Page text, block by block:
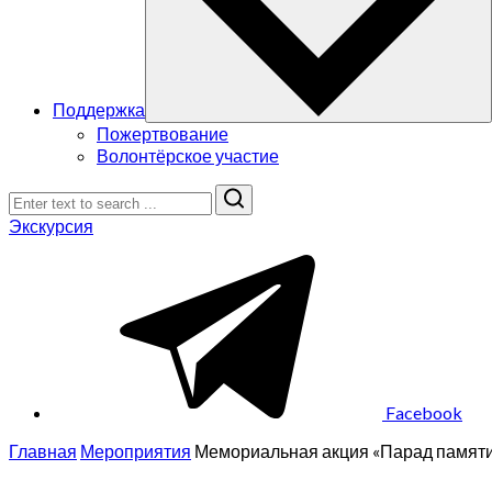
Поддержка
Пожертвование
Волонтёрское участие
Search
Экскурсия
Facebook
Главная Мероприятия Мемориальная акция «Парад